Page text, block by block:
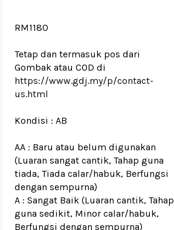
RM1180
Tetap dan termasuk pos dari
Gombak atau COD di
https://www.gdj.my/p/contact-
us.html
Kondisi : AB
AA : Baru atau belum digunakan
(Luaran sangat cantik, Tahap guna
tiada, Tiada calar/habuk, Berfungsi
dengan sempurna)
A : Sangat Baik (Luaran cantik, Tahap
guna sedikit, Minor calar/habuk,
Berfungsi dengan sempurna)